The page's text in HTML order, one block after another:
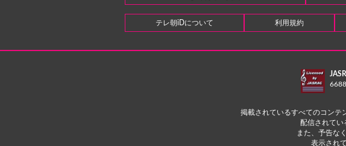
テレ朝iDについて 利用規約
掲載されているすべてのコンテ
配信されてい
また、予告な
表示され